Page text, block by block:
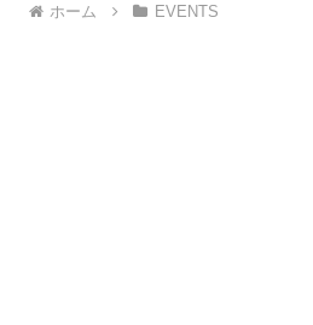
ホーム EVENTS